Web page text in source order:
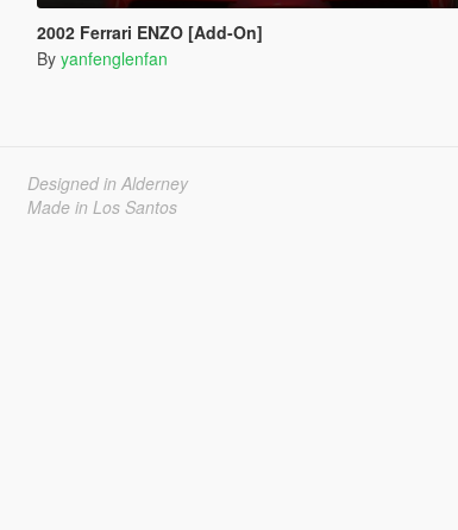
2002 Ferrari ENZO [Add-On]
By yanfenglenfan
Designed in Alderney
Made in Los Santos